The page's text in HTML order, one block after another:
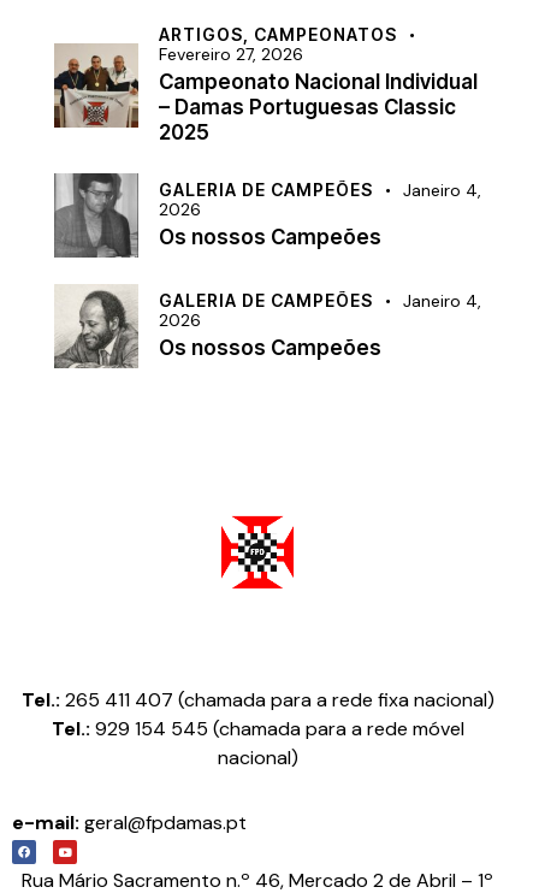
ARTIGOS, CAMPEONATOS
Fevereiro 27, 2026
Campeonato Nacional Individual
– Damas Portuguesas Classic
2025
GALERIA DE CAMPEÕES
Janeiro 4,
2026
Os nossos Campeões
GALERIA DE CAMPEÕES
Janeiro 4,
2026
Os nossos Campeões
Tel.: 265 411 407 (chamada para a rede fixa nacional)
Tel.: 929 154 545 (chamada para a rede móvel
nacional)
e-mail: geral@fpdamas.pt
Rua Mário Sacramento n.º 46, Mercado 2 de Abril – 1º